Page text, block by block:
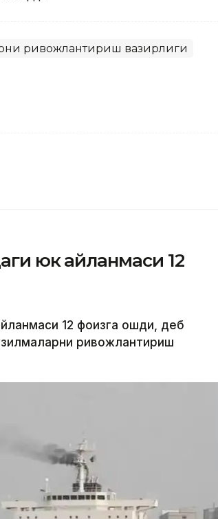
ривожлантириш вазирлиги
юк айланмаси 12
12 фоизга ошди, деб
ривожлантириш